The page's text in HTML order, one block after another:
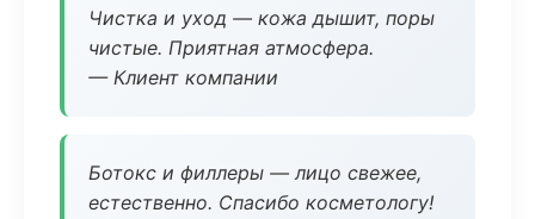
Чистка и уход — кожа дышит, поры
чистые. Приятная атмосфера.
— Клиент компании
Ботокс и филлеры — лицо свежее,
естественно. Спасибо косметологу!